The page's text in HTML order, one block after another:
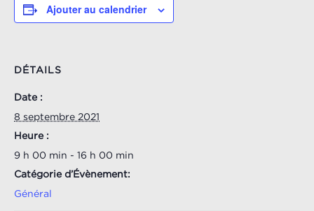
Ajouter au calendrier
DÉTAILS
Date :
8 septembre 2021
Heure :
9 h 00 min - 16 h 00 min
Catégorie d’Évènement:
Général